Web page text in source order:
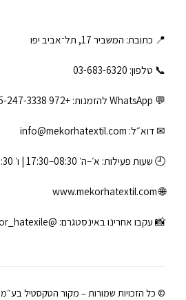
📍 כתובת: המשביר 17, תל־אביב יפו
📞 טלפון: ‎03-683-6320
💬 WhatsApp להזמנות: +972 55-247-3338
✉ דוא״ל: info@mekorhatextil.com
🕘 שעות פעילות: א׳–ה׳ 08:30–17:30 | ו׳ 08:30–12:00
🌐
www.mekorhatextil.com
📸 עקבו אחרינו באינסטגרם: @makor_hatexile
© כל הזכויות שמורות – מקור הטקסטיל בע״מ